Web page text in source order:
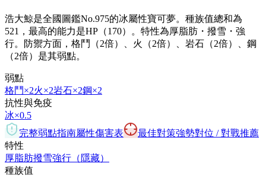
浩大鯨是全國圖鑑No.975的冰屬性寶可夢。種族值總和為
521，最高的能力是HP（170）。特性為厚脂肪・撥雪・強
行。防禦方面，格鬥（2倍）、火（2倍）、岩石（2倍）、鋼
（2倍）是其弱點。
弱點
格鬥×2火×2岩石×2鋼×2
抗性與免疫
冰×0.5
完整弱點指南屬性傷害表 最佳對策強勢對位 / 對戰推薦
特性
厚脂肪撥雪強行 （隱藏）
種族值